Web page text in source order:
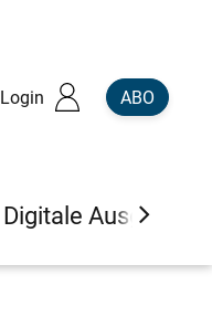
Login ABO
Digitale Ausgaben